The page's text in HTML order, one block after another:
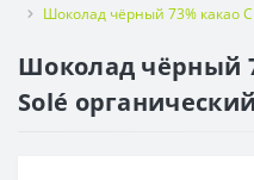
Шоколад чёрный 73% какао
Шоколад чёрный
Solé